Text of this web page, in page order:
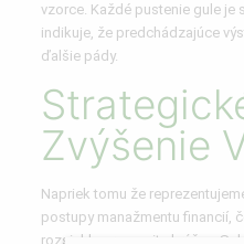
vzorce. Každé pustenie gule je
indikuje, že predchádzajúce
ďalšie pády.
Zvýšenie
Napriek tomu že
postupy manažmentu financií,
rozsiahly prosperitu hráčov.